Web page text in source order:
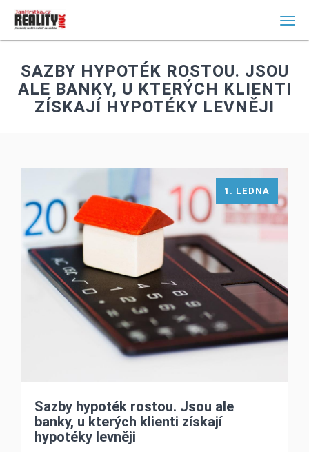
SAZBY HYPOTÉK ROSTOU. JSOU
ALE BANKY, U KTERÝCH KLIENTI
ZÍSKAJÍ HYPOTÉKY LEVNĚJI
Sazby hypoték rostou. Jsou ale
banky, u kterých klienti získají
hypotéky levněji
1. LEDNA